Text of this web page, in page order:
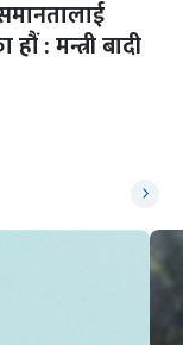
: मन्त्री बादी